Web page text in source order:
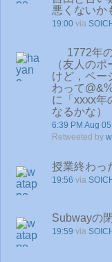
悪くないか
19:00 via
1772年
（友人の
けど，ペー
わって
に「xxxx年
なるかな）
6:39 PM Aug
Retweeted by
授業終わっ
19:56 via
Subwayの
19:59 via